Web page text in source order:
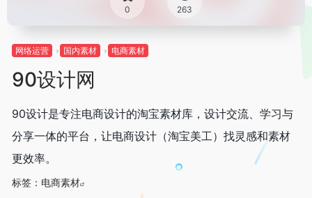
0 263
网络运营 国内素材 电商素材
90设计网
90设计是专注电商设计的淘宝素材库，设计交流、学习与
分享一体的平台，让电商设计（淘宝美工）找灵感和素材
更效率。
标签： 电商素材